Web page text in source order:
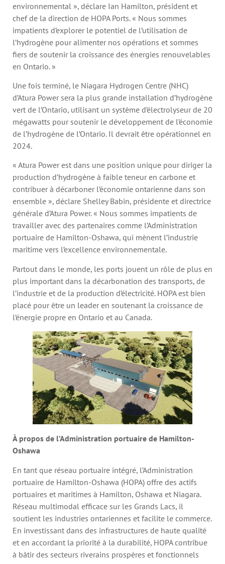
environnemental », déclare Ian Hamilton, président et
chef de la direction de HOPA Ports. « Nous sommes
impatients d’explorer le potentiel de l’utilisation de
l’hydrogène pour alimenter nos opérations et sommes
fiers de soutenir la croissance des énergies renouvelables
en Ontario. »
Une fois terminé, le Niagara Hydrogen Centre (NHC)
d’Atura Power sera la plus grande installation d’hydrogène
vert de l’Ontario, utilisant un système d’électrolyseur de 20
mégawatts pour soutenir le développement de l’économie
de l’hydrogène de l’Ontario. Il devrait être opérationnel en
2024.
« Atura Power est dans une position unique pour diriger la
production d’hydrogène à faible teneur en carbone et
contribuer à décarboner l’économie ontarienne dans son
ensemble », déclare Shelley Babin, présidente et directrice
générale d’Atura Power. « Nous sommes impatients de
travailler avec des partenaires comme l’Administration
portuaire de Hamilton-Oshawa, qui mènent l’industrie
maritime vers l’excellence environnementale.
Partout dans le monde, les ports jouent un rôle de plus en
plus important dans la décarbonation des transports, de
l’industrie et de la production d’électricité. HOPA est bien
placé pour être un leader en soutenant la croissance de
l’énergie propre en Ontario et au Canada.
À propos de l’Administration portuaire de Hamilton-
Oshawa
En tant que réseau portuaire intégré, l’Administration
portuaire de Hamilton-Oshawa (HOPA) offre des actifs
portuaires et maritimes à Hamilton, Oshawa et Niagara.
Réseau multimodal efficace sur les Grands Lacs, il
soutient les industries ontariennes et facilite le commerce.
En investissant dans des infrastructures de haute qualité
et en accordant la priorité à la durabilité, HOPA contribue
à bâtir des secteurs riverains prospères et fonctionnels